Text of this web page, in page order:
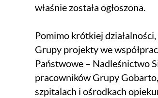
właśnie została ogłoszona.
Pomimo krótkiej
Grupy projekty we
Państwowe – Nadleśnictwo
pracowników Grupy
szpitalach i ośrodkach